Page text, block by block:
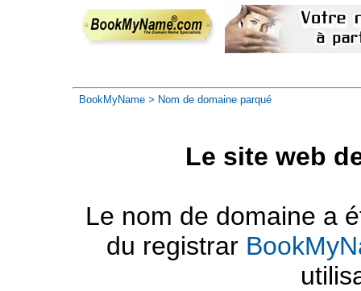
BookMyName > Nom de domaine parqué
Le site web
Le nom de domaine a
du registrar